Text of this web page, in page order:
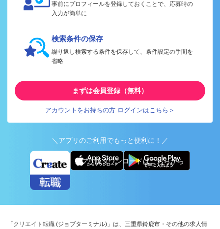
事前にプロフィールを登録しておくことで、応募時の
入力が簡単に
検索条件の保存
繰り返し検索する条件を保存して、条件設定の手間を
省略
まずは会員登録（無料）
アカウントをお持ちの方 ログインはこちら＞
＼アプリのご利用でもっと便利に！／
アプリ版ダウンロードはこちらから
「クリエイト転職 (ジョブターミナル)」は、三重県鈴鹿市・その他の求人情